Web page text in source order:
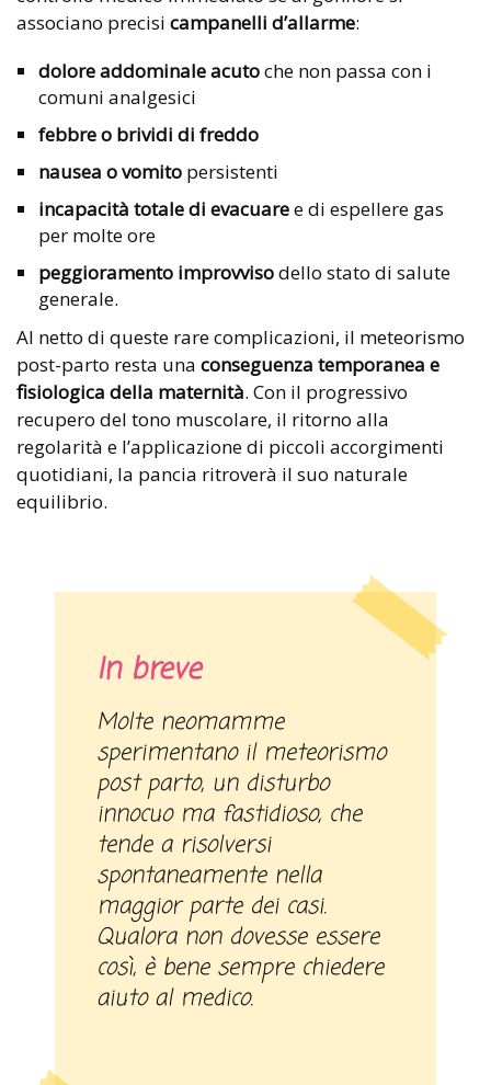
associano precisi campanelli d’allarme:
dolore addominale acutoche non passa con i
comuni analgesici
febbre o brividi di freddo
nausea o vomito persistenti
incapacità totale di evacuaree di espellere gas
per molte ore
peggioramento improvvisodello stato di salute
generale.
Al netto di queste rare complicazioni, il meteorismo
post-parto resta una conseguenza temporanea e
fisiologica della maternità. Con il progressivo
recupero del tono muscolare, il ritorno alla
regolarità e l’applicazione di piccoli accorgimenti
quotidiani, la pancia ritroverà il suo naturale
equilibrio.
In breve
Molte neomamme
sperimentano il meteorismo
post parto, un disturbo
innocuo ma fastidioso, che
tende a risolversi
spontaneamente nella
maggior parte dei casi.
Qualora non dovesse essere
così, è bene sempre chiedere
aiuto al medico.